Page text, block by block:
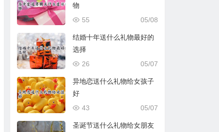
物
05/08
55
结婚十年送什么礼物最好的
选择
05/07
26
异地恋送什么礼物给女孩子
好
05/07
43
圣诞节送什么礼物给女朋友